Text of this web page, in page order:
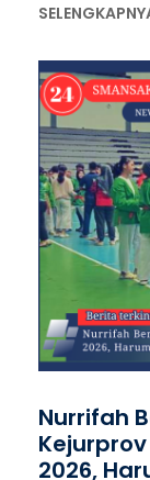
Nurrifah
2026,